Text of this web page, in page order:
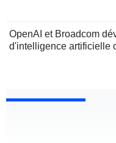
OpenAI et Broadcom
d'intelligence artificielle